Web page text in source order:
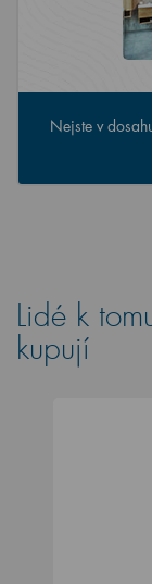
Nejste v
Lidé k
kupují